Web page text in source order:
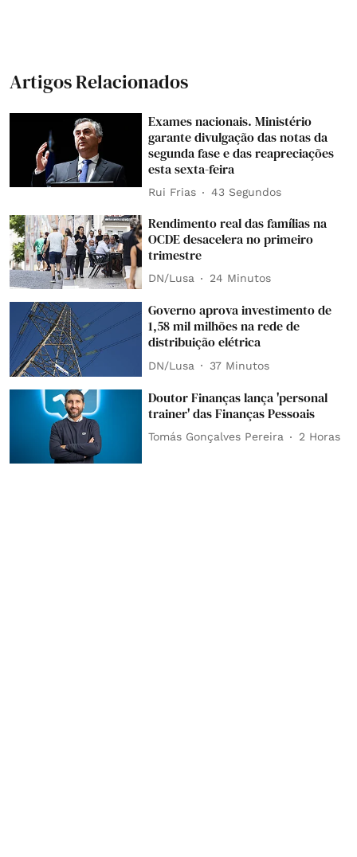
Artigos Relacionados
Exames nacionais. Ministério
garante divulgação das notas da
segunda fase e das reapreciações
esta sexta-feira
Rui Frias 44 Segundos
Rendimento real das famílias na
OCDE desacelera no primeiro
trimestre
DN/Lusa 24 Minutos
Governo aprova investimento de
1,58 mil milhões na rede de
distribuição elétrica
DN/Lusa 37 Minutos
Doutor Finanças lança 'personal
trainer' das Finanças Pessoais
Tomás Gonçalves Pereira 2 Horas